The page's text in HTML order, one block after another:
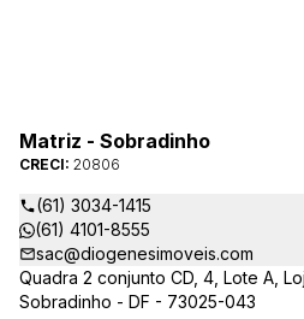
Matriz - Sobradinho
CRECI: 20806
(61) 3034-1415
(61) 4101-8555
sac@diogenesimoveis.com
Quadra 2 conjunto CD, 4, Lote A,
Sobradinho - DF - 73025-043